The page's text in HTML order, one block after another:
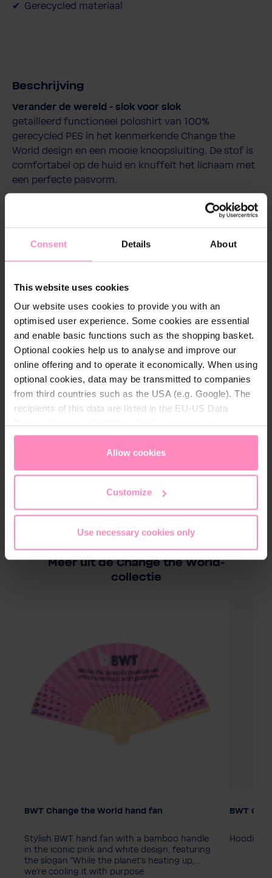
Consent Details About
This website uses cookies
Our website uses cookies to provide you with an
optimised user experience. Some cookies are essential
and enable basic functions such as the shopping basket.
Optional cookies help us to analyse and improve our
online offering and to operate it economically. When using
optional cookies, data may be transmitted to companies
from third countries such as the USA (e.g. Google). The
recipients of this data are listed in the EU-US Data
appropriate level of data protection. You canaccept all
only allow necessary cookies
access and change your chosen setting at any time in
Allow cookies
Customize
Use necessary cookies only
Gerecycled materiaal
Beschrijving
Verander de wereld - slok voor slok
getailleerd functioneel poloshirt van 100%
gerecycled PES in het kenmerkende Change the
World design en een mooie knoopsluiting. De stof is
comfortabel op de huid en knuffelt het lichaam met
een perfecte pasvorm.
Technische details
Geslacht: Dames
Kleur: Roze, Navy
Materiaal: 100% gerecycled polyester
Onderhoudsinstructies
Was met soortgelijke kleuren
Logo niet strijken
40° Wastemperatuur
Meer uit de Change the World-
collectie
Verpakkingseenheid
BWT Change the World hand fan
Stylish BWT hand fan with a bamboo handle
in the iconic pink and white design, featuring
the slogan “While the planet's heating up,
we're cooling it with purpose
Dames
BWT
Hoodie